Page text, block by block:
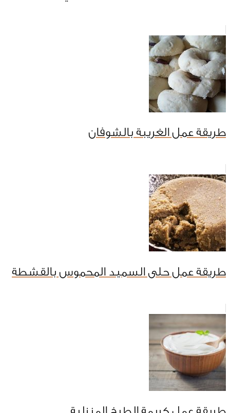
طريقة عمل الغريبة بالشوفان
طريقة عمل حلى السميد المحموس بالقشطة